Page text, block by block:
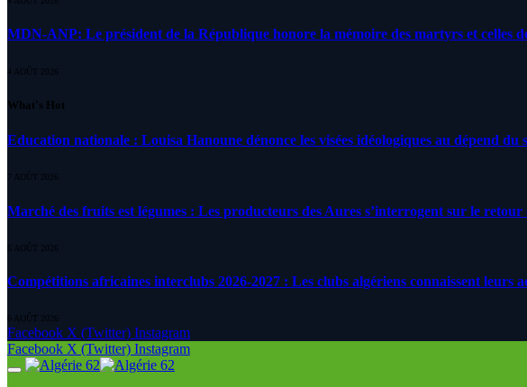
MDN-ANP: Le président de la République honore la mémoire des martyrs et celles
4 AOÛT 2026
What's Hot
Education nationale : Louisa Hanoune dénonce les visées idéologiques au dépend du
7 AOÛT 2026
Marché des fruits est légumes : Les producteurs des Aures s’interrogent sur le
6 AOÛT 2026
Compétitions africaines interclubs 2026-2027 : Les clubs algériens connaissent leurs
6 AOÛT 2026
Facebook X (Twitter) Instagram
Facebook X (Twitter) Instagram